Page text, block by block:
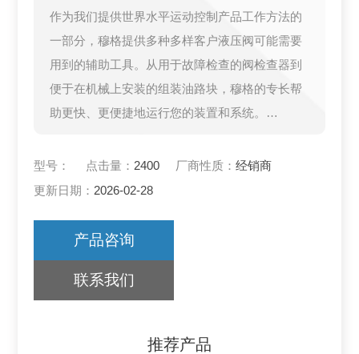
作为我们提供世界水平运动控制产品工作方法的
一部分，穆格提供多种多样客户液压阀可能需要
用到的辅助工具。从用于故障检查的阀检查器到
便于在机械上安装的组装油路块，穆格的专长帮
助更快、更便捷地运行您的装置和系统。
对其进行故障检查的辅助工具。
型号： 点击量： 2400 厂商性质：经销商
更新日期： 2026-02-28
产品咨询
联系我们
推荐产品